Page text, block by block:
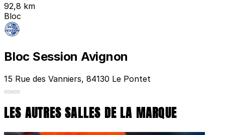
92,8 km
Bloc
Bloc Session Avignon
15 Rue des Vanniers, 84130 Le Pontet
LES AUTRES SALLES DE LA MARQUE